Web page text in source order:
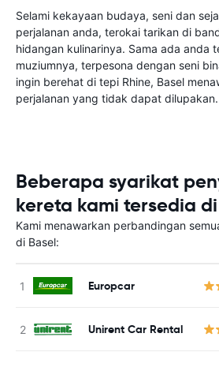
Selami kekayaan budaya, seni dan
perjalanan anda, terokai tarikan di
hidangan kulinarinya. Sama ada anda
muziumnya, terpesona dengan seni
ingin berehat di tepi Rhine, Basel
perjalanan yang tidak dapat dilupakan.
Beberapa syarikat
kereta kami tersedia
Kami menawarkan perbandingan
di Basel:
Europcar
Unirent Car Rental